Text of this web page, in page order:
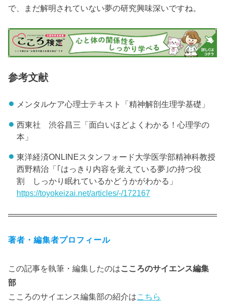
で、まだ解明されていない夢の研究興味深いですね。
参考文献
メンタルケア心理士テキスト「精神解剖生理学基礎」
西東社 渋谷昌三「面白いほどよくわかる！心理学の
本」
東洋経済ONLINEスタンフォード大学医学部精神科教授
西野精治「｢はっきり内容を覚えている夢｣の持つ役
割 しっかり眠れているかどうかがわかる」
https://toyokeizai.net/articles/-/172167
著者・編集者プロフィール
この記事を執筆・編集したのはこころのサイエンス編集
部
こころのサイエンス編集部の紹介はこちら